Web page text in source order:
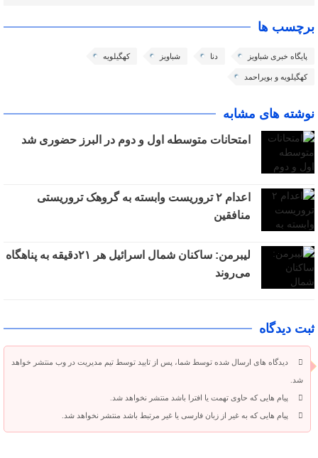
برچسب ها
پایگاه خبری شباویز دنا شباویز کهگیلویه
کهگیلویه و بویراحمد
نوشته های مشابه
امتحانات متوسطه اول و دوم در البرز حضوری شد
اعدام ۲ تروریست وابسته به گروهک تروریستی
منافقین
لیبرمن: ساکنان شمال اسرائیل هر ۲۱دقیقه به پناهگاه
می‌روند
ثبت دیدگاه
دیدگاه های ارسال شده توسط شما، پس از تایید توسط تیم مدیریت در وب منتشر خواهد
شد.
پیام هایی که حاوی تهمت یا افترا باشد منتشر نخواهد شد.
پیام هایی که به غیر از زبان فارسی یا غیر مرتبط باشد منتشر نخواهد شد.